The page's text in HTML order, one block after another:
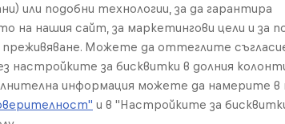
или подобни технологии, за да гарантира
на нашия сайт, за маркетингови цели и за
Можете да оттеглите
настройките за бисквитки в долния
информация можете да намерите
и в "Настройките за